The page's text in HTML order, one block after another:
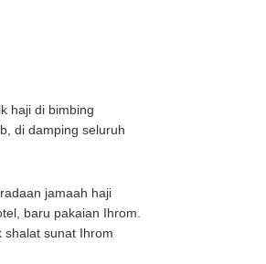
haji di bimbing
di damping seluruh
jamaah haji
baru pakaian Ihrom.
shalat sunat Ihrom